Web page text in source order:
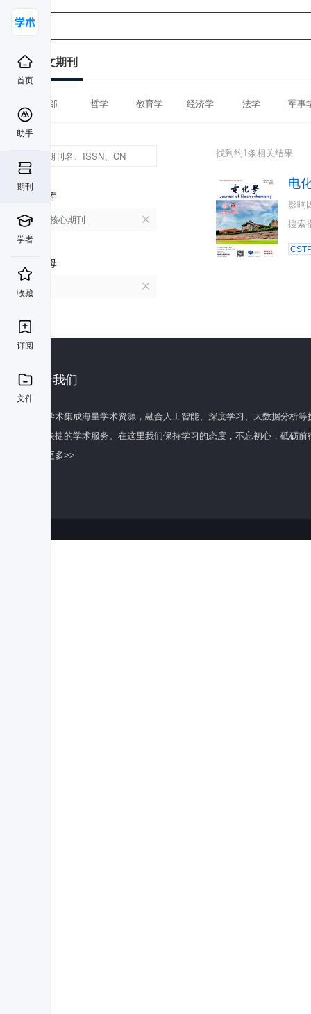
首页
助手
期刊
学者
收藏
订阅
文件
中文期刊
全部 哲学 教育学 经济学 法学 军事
数据库
北大核心期刊
首字母
找到约1条相关结果
电
影响
搜索
关于我们
百度学术集成海量学术资源，融合人工智能、深度学习、大数据分析
全面快捷的学术服务。在这里我们保持学习的态度，不忘初心，砥砺前
了解更多>>